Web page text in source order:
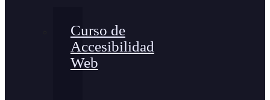
Curso de
Accesibilidad
Web